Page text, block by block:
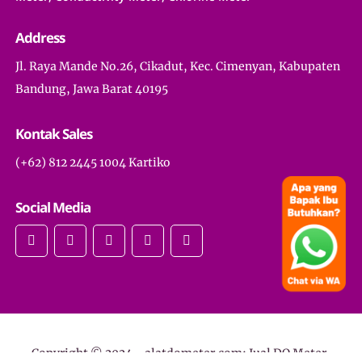
Address
Jl. Raya Mande No.26, Cikadut, Kec. Cimenyan, Kabupaten
Bandung, Jawa Barat 40195
Kontak Sales
(+62) 812 2445 1004 Kartiko
Social Media
Copyright © 2024 - alatdometer.com: Jual DO Meter,